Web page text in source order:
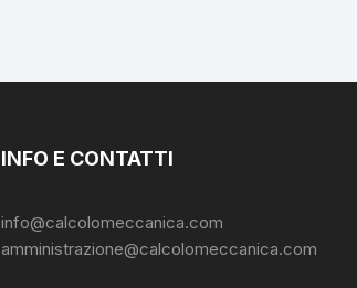
INFO E CONTATTI
info@calcolomeccanica.com
amministrazione@calcolomeccanica.com